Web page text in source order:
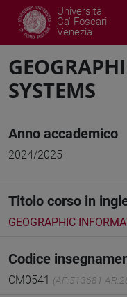
Università
Ca' Foscari
Venezia
SYSTEMS
Anno accademico
2024/2025
Titolo corso in
GEOGRAPHIC
Codice
CM0541 (AF:513681